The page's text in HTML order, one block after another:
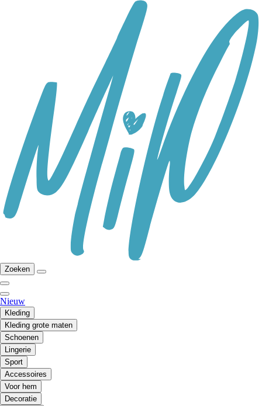
Zoeken
Nieuw
Kleding
Kleding grote maten
Schoenen
Lingerie
Sport
Accessoires
Voor hem
Decoratie